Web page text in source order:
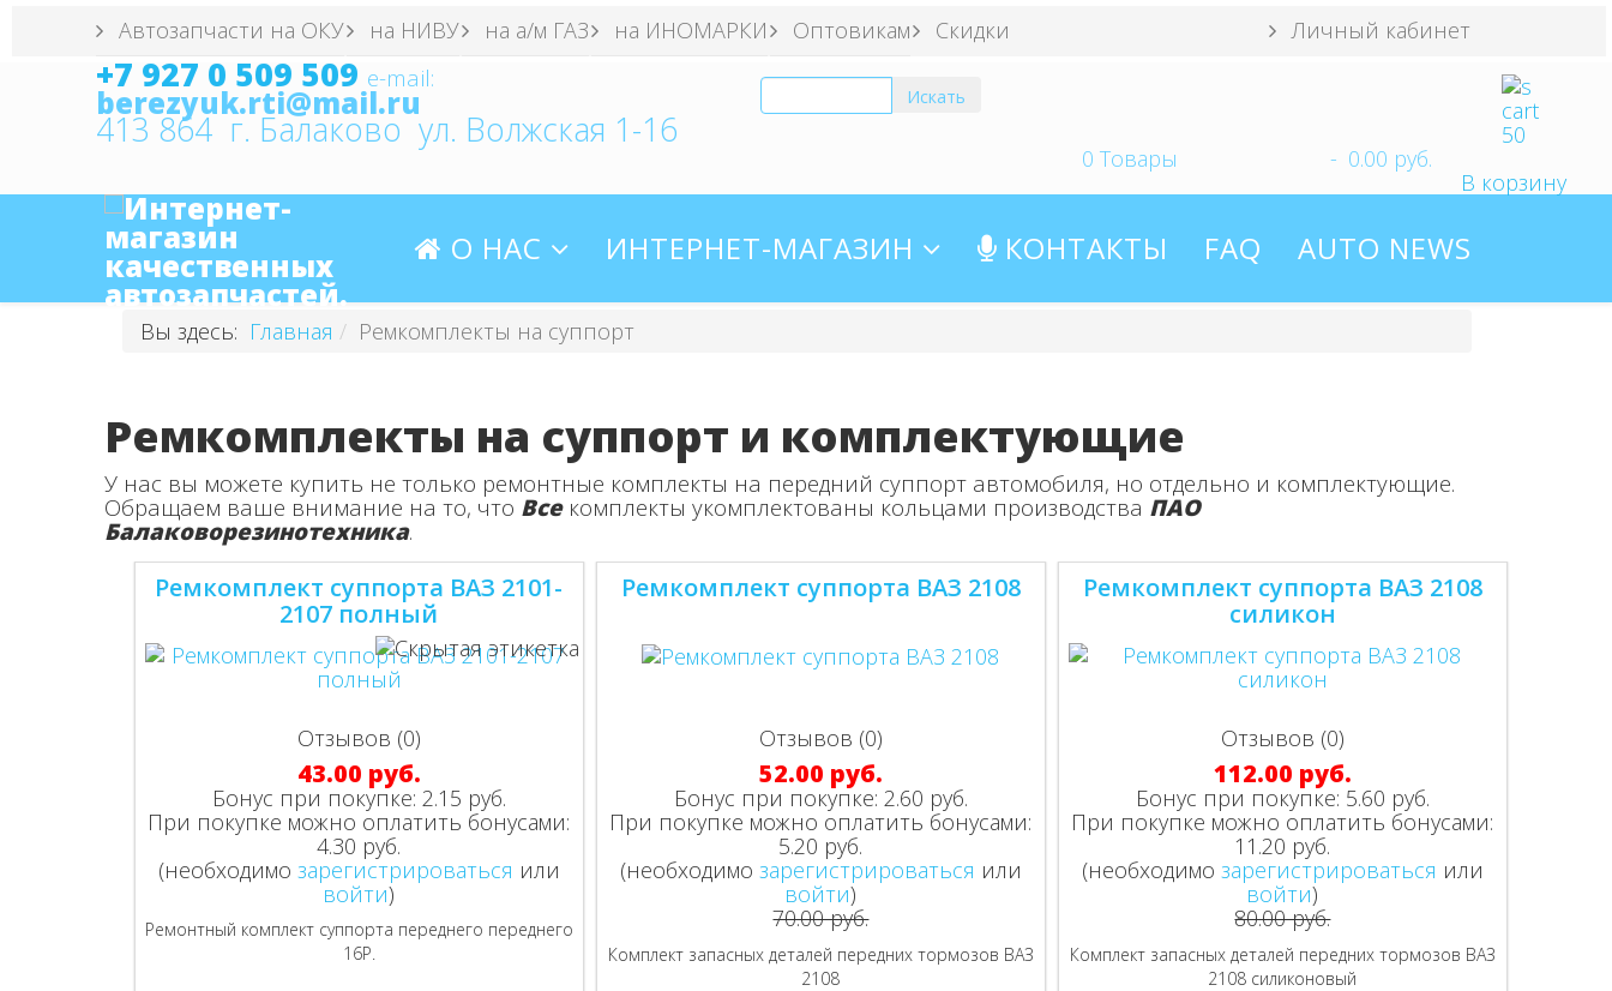
Автозапчасти на ОКУ на НИВУ на а/м ГАЗ на ИНОМАРКИ Оптовикам Скидки Личный кабинет
+7 927 0 509 509 e-mail:
berezyuk.rti@mail.ru
413 864 г. Балаково ул. Волжская 1-16
0 Товары - 0.00 руб.
В корзину
О НАС ИНТЕРНЕТ-МАГАЗИН КОНТАКТЫ FAQ AUTO NEWS
Вы здесь: Главная Ремкомплекты на суппорт
Ремкомплекты на суппорт и комплектующие
У нас вы можете купить не только ремонтные комплекты на передний суппорт автомобиля, но отдельно и комплектующие.
Обращаем ваше внимание на то, что Всекомплекты укомплектованы кольцами производства ПАО
Балаковорезинотехника.
Ремкомплект суппорта ВАЗ 2101-
2107 полный
Отзывов (0)
43.00 руб.
Бонус при покупке: 2.15 руб.
При покупке можно оплатить бонусами:
4.30 руб.
(необходимо зарегистрироваться или
войти)
Ремонтный комплект суппорта переднего переднего
16Р.
Ремкомплект суппорта ВАЗ 2108
Отзывов (0)
52.00 руб.
Бонус при покупке: 2.60 руб.
При покупке можно оплатить бонусами:
5.20 руб.
(необходимо зарегистрироваться или
войти)
70.00 руб.
Комплект запасных деталей передних тормозов ВАЗ
2108
Ремкомплект суппорта ВАЗ 2108
силикон
Отзывов (0)
112.00 руб.
Бонус при покупке: 5.60 руб.
При покупке можно оплатить бонусами:
11.20 руб.
(необходимо зарегистрироваться или
войти)
80.00 руб.
Комплект запасных деталей передних тормозов ВАЗ
2108 силиконовый